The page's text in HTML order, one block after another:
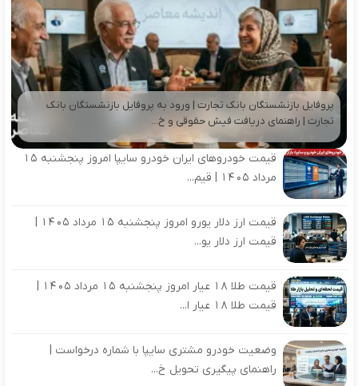
پروفایل بازنشستگان بانک تجارت | ورود به پروفایل بازنشستگان بانک
تجارت | راهنمای دریافت فیش حقوقی و خ...
قیمت خودروهای ایران خودرو سایپا امروز پنجشنبه 15
مرداد 1405 | قیم...
قیمت ارز دلار یورو امروز پنجشنبه 15 مرداد 1405 |
قیمت ارز دلار یو...
قیمت طلا 18 عیار امروز پنجشنبه 15 مرداد 1405 |
قیمت طلا 18 عیار ا...
وضعیت خودرو مشتری سایپا با شماره درخواست |
راهنمای پیگیری تحویل خ...